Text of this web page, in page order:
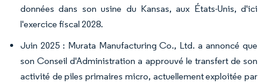
données dans son usine du Kansas, aux États-Unis, d'ici
l'exercice fiscal 2028.
Juin 2025 : Murata Manufacturing Co., Ltd. a annoncé que
son Conseil d'Administration a approuvé le transfert de son
activité de piles primaires micro, actuellement exploitée par